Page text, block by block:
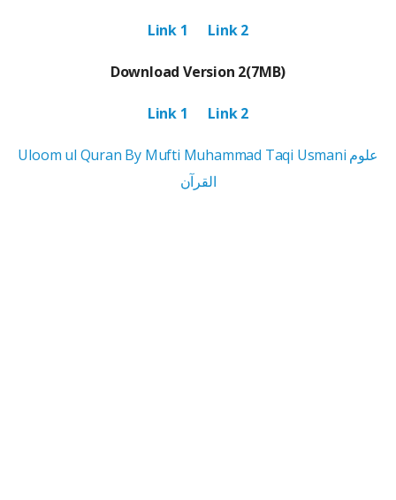
Link 1 Link 2
Download Version 2(7MB)
Link 1 Link 2
Uloom ul Quran By Mufti Muhammad Taqi Usmani علوم
القرآن